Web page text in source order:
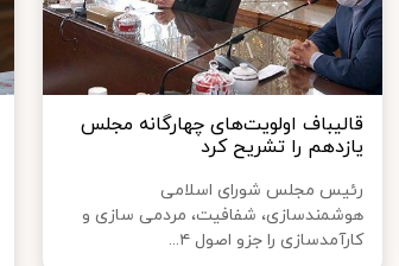
قالیباف اولویت‌های چهارگانه مجلس
یازدهم را تشریح کرد
رئیس مجلس شورای اسلامی
هوشمندسازی، شفافیت، مردمی سازی و
کارآمدسازی را جزو اصول ۴...